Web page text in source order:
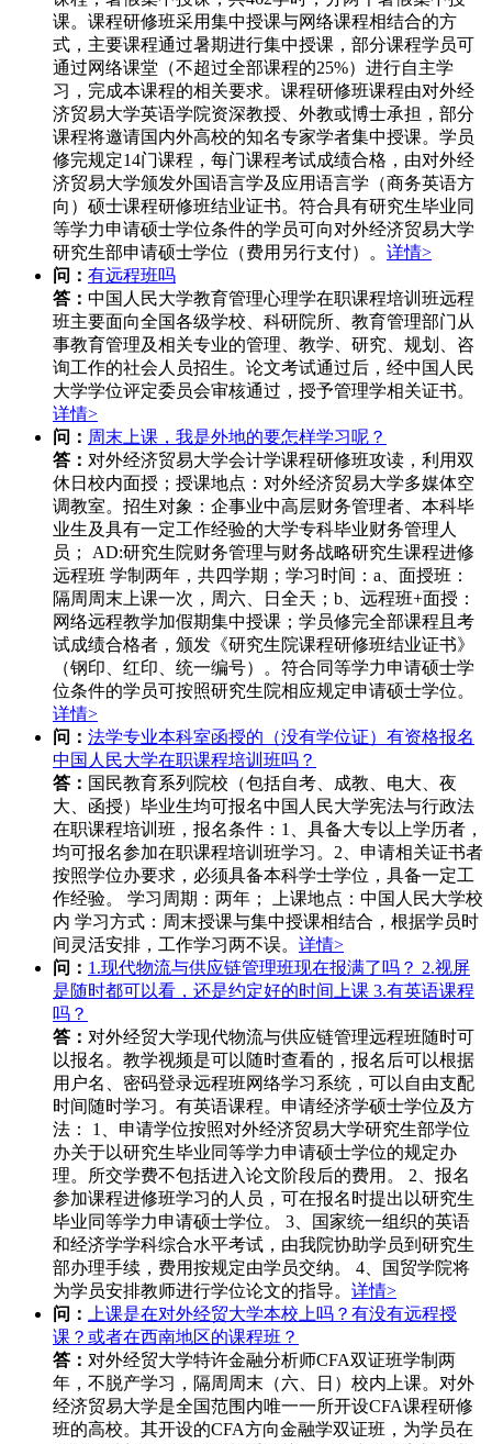
课。课程研修班采用集中授课与网络课程相结合的方
式，主要课程通过暑期进行集中授课，部分课程学员可
通过网络课堂（不超过全部课程的25%）进行自主学
习，完成本课程的相关要求。课程研修班课程由对外经
济贸易大学英语学院资深教授、外教或博士承担，部分
课程将邀请国内外高校的知名专家学者集中授课。学员
修完规定14门课程，每门课程考试成绩合格，由对外经
济贸易大学颁发外国语言学及应用语言学（商务英语方
向）硕士课程研修班结业证书。符合具有研究生毕业同
等学力申请硕士学位条件的学员可向对外经济贸易大学
研究生部申请硕士学位（费用另行支付）。 详情>
问： 有远程班吗
答： 中国人民大学教育管理心理学在职课程培训班远程
班主要面向全国各级学校、科研院所、教育管理部门从
事教育管理及相关专业的管理、教学、研究、规划、咨
询工作的社会人员招生。论文考试通过后，经中国人民
大学学位评定委员会审核通过，授予管理学相关证书。
详情>
问： 周末上课，我是外地的要怎样学习呢？
答： 对外经济贸易大学会计学课程研修班攻读，利用双
休日校内面授；授课地点：对外经济贸易大学多媒体空
调教室。招生对象：企事业中高层财务管理者、本科毕
业生及具有一定工作经验的大学专科毕业财务管理人
员； AD:研究生院财务管理与财务战略研究生课程进修
远程班 学制两年，共四学期；学习时间：a、面授班：
隔周周末上课一次，周六、日全天；b、远程班+面授：
网络远程教学加假期集中授课；学员修完全部课程且考
试成绩合格者，颁发《研究生院课程研修班结业证书》
（钢印、红印、统一编号）。符合同等学力申请硕士学
位条件的学员可按照研究生院相应规定申请硕士学位。
详情>
问： 法学专业本科室函授的（没有学位证）有资格报名
中国人民大学在职课程培训班吗？
答： 国民教育系列院校（包括自考、成教、电大、夜
大、函授）毕业生均可报名中国人民大学宪法与行政法
在职课程培训班，报名条件：1、具备大专以上学历者，
均可报名参加在职课程培训班学习。2、申请相关证书者
按照学位办要求，必须具备本科学士学位，具备一定工
作经验。 学习周期：两年； 上课地点：中国人民大学校
内 学习方式：周末授课与集中授课相结合，根据学员时
间灵活安排，工作学习两不误。 详情>
问： 1.现代物流与供应链管理班现在报满了吗？ 2.视屏
是随时都可以看，还是约定好的时间上课 3.有英语课程
吗？
答： 对外经贸大学现代物流与供应链管理远程班随时可
以报名。教学视频是可以随时查看的，报名后可以根据
用户名、密码登录远程班网络学习系统，可以自由支配
时间随时学习。有英语课程。申请经济学硕士学位及方
法： 1、申请学位按照对外经济贸易大学研究生部学位
办关于以研究生毕业同等学力申请硕士学位的规定办
理。所交学费不包括进入论文阶段后的费用。 2、报名
参加课程进修班学习的人员，可在报名时提出以研究生
毕业同等学力申请硕士学位。 3、国家统一组织的英语
和经济学学科综合水平考试，由我院协助学员到研究生
部办理手续，费用按规定由学员交纳。 4、国贸学院将
为学员安排教师进行学位论文的指导。 详情>
问：
上课是在对外经贸大学本校上吗？有没有远程授
课？或者在西南地区的课程班？
答： 对外经贸大学特许金融分析师CFA双证班学制两
年，不脱产学习，隔周周末（六、日）校内上课。对外
经济贸易大学是全国范围内唯一一所开设CFA课程研修
班的高校。其开设的CFA方向金融学双证班，为学员在